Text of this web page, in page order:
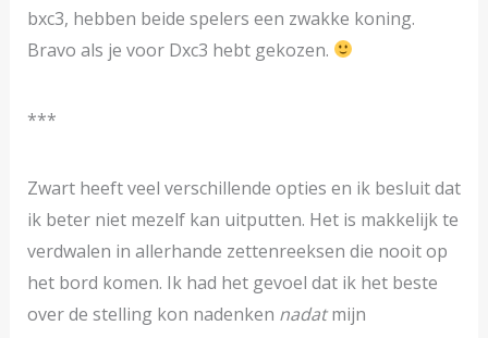
bxc3, hebben beide spelers een zwakke koning.
Bravo als je voor Dxc3 hebt gekozen.
***
Zwart heeft veel verschillende opties en ik besluit dat
ik beter niet mezelf kan uitputten. Het is makkelijk te
verdwalen in allerhande zettenreeksen die nooit op
het bord komen. Ik had het gevoel dat ik het beste
over de stelling kon nadenken nadatmijn